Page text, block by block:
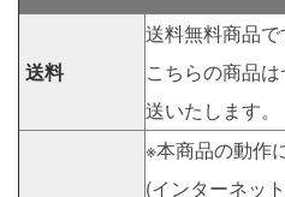
送料
送料無料商品で
こちらの商品
送いたします。
※本商品の動作
(インターネッ